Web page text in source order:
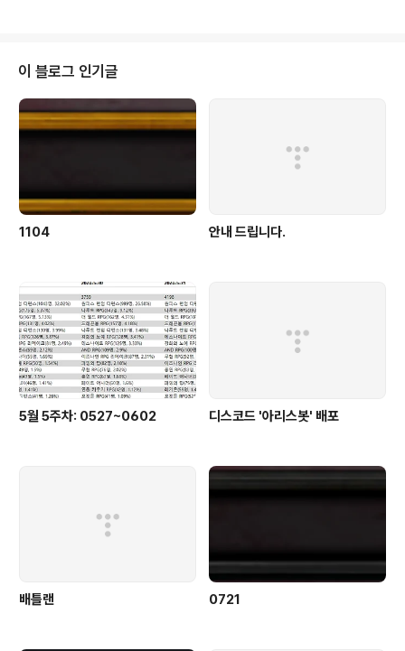
째 하고 있는데 진척이 영 없어서 올려봅니다. 좋은 아이디
어가 있으신 분은 메일이나 디스코드 혹은 댓글로 말씀해
주시면 감사하겠습니다. 블로그는 https://duname.tisto
ry.com 으로 접속해야 댓글이 달릴 겁니다. 다만, 디스코
이 블로그 인기글
1104 안내 드립니다.
5월 5주차: 0527~0602 디스코드 '아리스봇' 배포
배틀랜 0721